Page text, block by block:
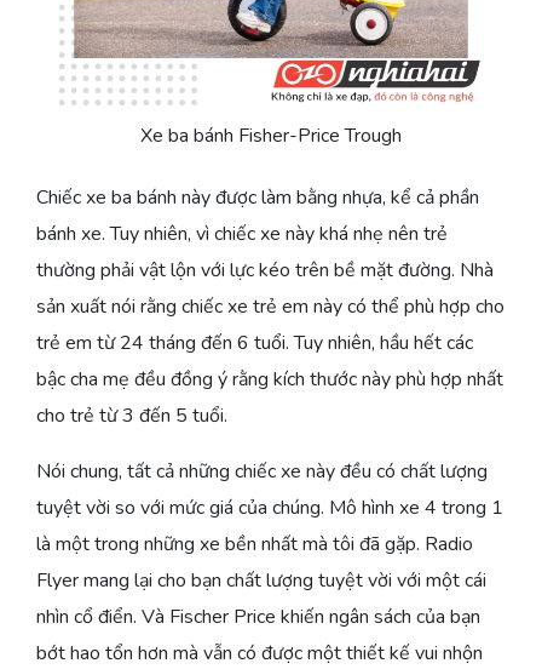
Xe ba bánh Fisher-Price Trough
Chiếc xe ba bánh này được làm bằng nhựa, kể cả phần
bánh xe. Tuy nhiên, vì chiếc xe này khá nhẹ nên trẻ
thường phải vật lộn với lực kéo trên bề mặt đường. Nhà
sản xuất nói rằng chiếc xe trẻ em này có thể phù hợp cho
trẻ em từ 24 tháng đến 6 tuổi. Tuy nhiên, hầu hết các
bậc cha mẹ đều đồng ý rằng kích thước này phù hợp nhất
cho trẻ từ 3 đến 5 tuổi.
Nói chung, tất cả những chiếc xe này đều có chất lượng
tuyệt vời so với mức giá của chúng. Mô hình xe 4 trong 1
là một trong những xe bền nhất mà tôi đã gặp. Radio
Flyer mang lại cho bạn chất lượng tuyệt vời với một cái
nhìn cổ điển. Và Fischer Price khiến ngân sách của bạn
bớt hao tổn hơn mà vẫn có được một thiết kế vui nhộn